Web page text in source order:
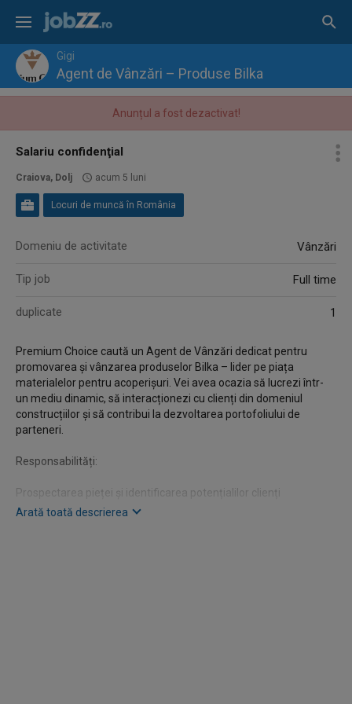
Gigi
Agent de Vânzări – Produse Bilka
Anunțul a fost dezactivat!
Salariu confidenţial
Craiova, Dolj acum 5 luni
Locuri de muncă în România
Domeniu de activitate Vânzări
Tip job Full time
duplicate 1
Premium Choice caută un Agent de Vânzări dedicat pentru
promovarea și vânzarea produselor Bilka – lider pe piața
materialelor pentru acoperișuri. Vei avea ocazia să lucrezi într-
un mediu dinamic, să interacționezi cu clienți din domeniul
construcțiilor și să contribui la dezvoltarea portofoliului de
parteneri.
Responsabilități:
Prospectarea pieței și identificarea potențialilor clienți
(montatori, constructori, dezvoltatori imobiliari, persoane fizice).
Arată toată descrierea